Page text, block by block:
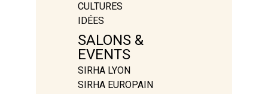
CULTURES
IDÉES
SALONS &
EVENTS
SIRHA LYON
SIRHA EUROPAIN